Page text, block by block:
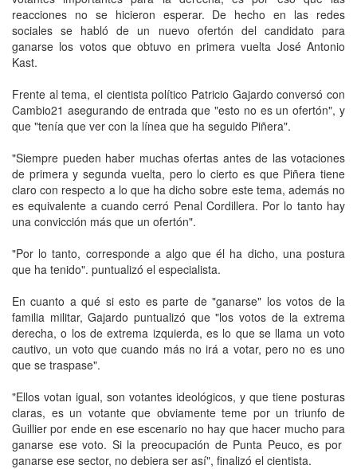
reacciones no se hicieron esperar. De hecho en las redes
sociales se habló de un nuevo ofertón del candidato para
ganarse los votos que obtuvo en primera vuelta José Antonio
Kast.
Frente al tema, el cientista político Patricio Gajardo conversó con
Cambio21 asegurando de entrada que "esto no es un ofertón", y
que "tenía que ver con la línea que ha seguido Piñera".
"Siempre pueden haber muchas ofertas antes de las votaciones
de primera y segunda vuelta, pero lo cierto es que Piñera tiene
claro con respecto a lo que ha dicho sobre este tema, además no
es equivalente a cuando cerró Penal Cordillera. Por lo tanto hay
una convicción más que un ofertón".
"Por lo tanto, corresponde a algo que él ha dicho, una postura
que ha tenido". puntualizó el especialista.
En cuanto a qué si esto es parte de "ganarse" los votos de la
familia militar, Gajardo puntualizó que "los votos de la extrema
derecha, o los de extrema izquierda, es lo que se llama un voto
cautivo, un voto que cuando más no irá a votar, pero no es uno
que se traspase".
"Ellos votan igual, son votantes ideológicos, y que tiene posturas
claras, es un votante que obviamente teme por un triunfo de
Guillier por ende en ese escenario no hay que hacer mucho para
ganarse ese voto. Si la preocupación de Punta Peuco, es por
ganarse ese sector, no debiera ser así", finalizó el cientista.